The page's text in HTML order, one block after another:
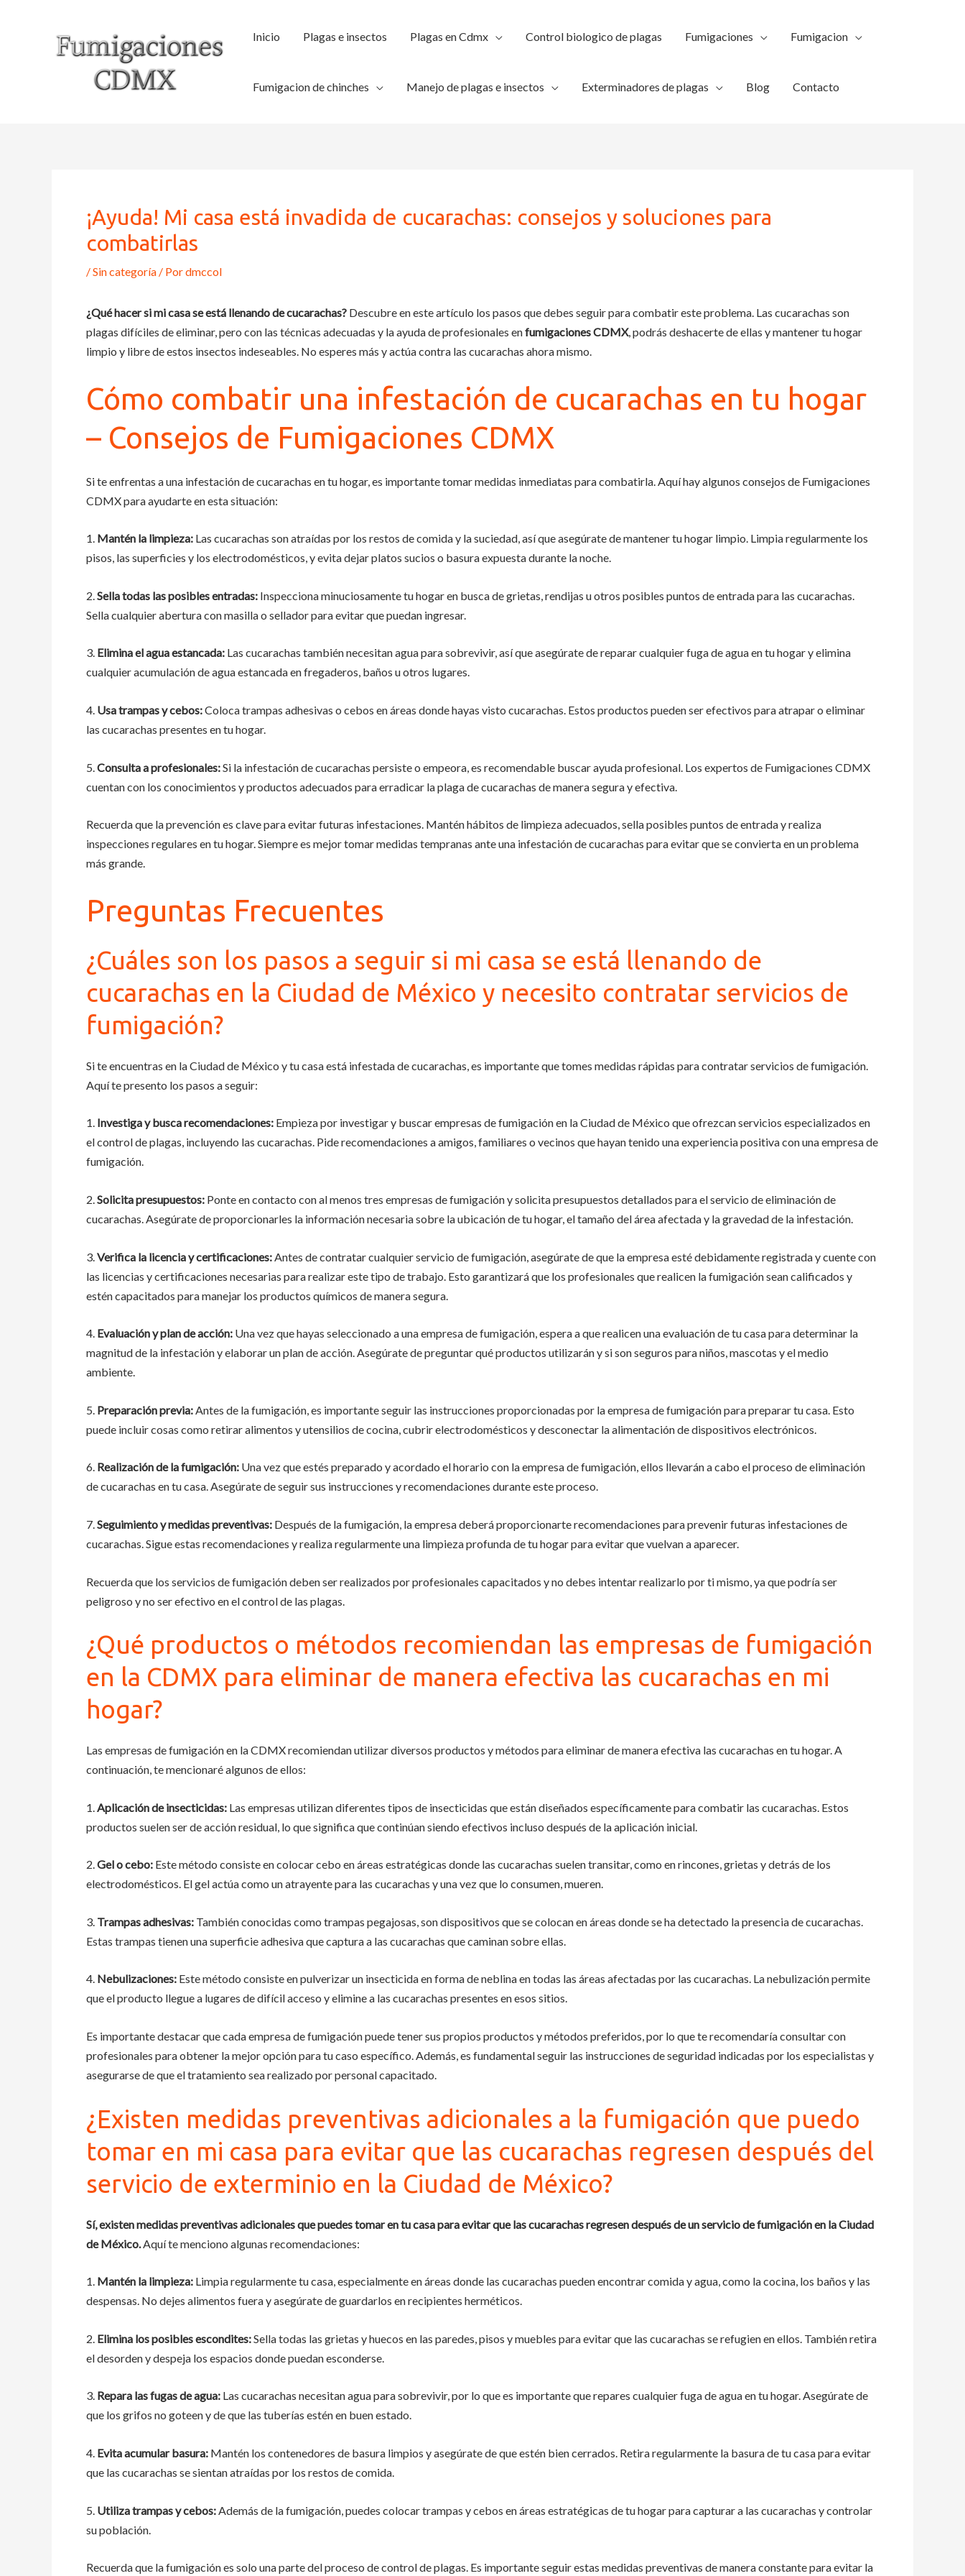
Inicio Plagas e insectos Plagas en Cdmx Control biologico de plagas Fumigaciones Fumigacion
Fumigacion de chinches Manejo de plagas e insectos Exterminadores de plagas Blog Contacto
¡Ayuda! Mi casa está invadida de cucarachas: consejos y soluciones para
combatirlas
/Sin categoría / Pordmccol
¿Qué hacer si mi casa se está llenando de cucarachas? Descubre en este artículo los pasos que debes seguir para combatir este problema. Las cucarachas son
plagas difíciles de eliminar, pero con las técnicas adecuadas y la ayuda de profesionales enfumigaciones CDMX, podrás deshacerte de ellas y mantener tu hogar
limpio y libre de estos insectos indeseables. No esperes más y actúa contra las cucarachas ahora mismo.
Cómo combatir una infestación de cucarachas en tu hogar
– Consejos de Fumigaciones CDMX
Si te enfrentas a una infestación de cucarachas en tu hogar, es importante tomar medidas inmediatas para combatirla. Aquí hay algunos consejos de Fumigaciones
CDMX para ayudarte en esta situación:
1. Mantén la limpieza: Las cucarachas son atraídas por los restos de comida y la suciedad, así que asegúrate de mantener tu hogar limpio. Limpia regularmente los
pisos, las superficies y los electrodomésticos, y evita dejar platos sucios o basura expuesta durante la noche.
2. Sella todas las posibles entradas: Inspecciona minuciosamente tu hogar en busca de grietas, rendijas u otros posibles puntos de entrada para las cucarachas.
Sella cualquier abertura con masilla o sellador para evitar que puedan ingresar.
3. Elimina el agua estancada: Las cucarachas también necesitan agua para sobrevivir, así que asegúrate de reparar cualquier fuga de agua en tu hogar y elimina
cualquier acumulación de agua estancada en fregaderos, baños u otros lugares.
4. Usa trampas y cebos:Coloca trampas adhesivas o cebos en áreas donde hayas visto cucarachas. Estos productos pueden ser efectivos para atrapar o eliminar
las cucarachas presentes en tu hogar.
5. Consulta a profesionales:Si la infestación de cucarachas persiste o empeora, es recomendable buscar ayuda profesional. Los expertos de Fumigaciones CDMX
cuentan con los conocimientos y productos adecuados para erradicar la plaga de cucarachas de manera segura y efectiva.
Recuerda que la prevención es clave para evitar futuras infestaciones. Mantén hábitos de limpieza adecuados, sella posibles puntos de entrada y realiza
inspecciones regulares en tu hogar. Siempre es mejor tomar medidas tempranas ante una infestación de cucarachas para evitar que se convierta en un problema
más grande.
Preguntas Frecuentes
¿Cuáles son los pasos a seguir si mi casa se está llenando de
cucarachas en la Ciudad de México y necesito contratar servicios de
fumigación?
Si te encuentras en la Ciudad de México y tu casa está infestada de cucarachas, es importante que tomes medidas rápidas para contratar servicios de fumigación.
Aquí te presento los pasos a seguir:
1. Investiga y busca recomendaciones: Empieza por investigar y buscar empresas de fumigación en la Ciudad de México que ofrezcan servicios especializados en
el control de plagas, incluyendo las cucarachas. Pide recomendaciones a amigos, familiares o vecinos que hayan tenido una experiencia positiva con una empresa de
fumigación.
2.Solicita presupuestos: Ponte en contacto con al menos tres empresas de fumigación y solicita presupuestos detallados para el servicio de eliminación de
cucarachas. Asegúrate de proporcionarles la información necesaria sobre la ubicación de tu hogar, el tamaño del área afectada y la gravedad de la infestación.
3. Verifica la licencia y certificaciones: Antes de contratar cualquier servicio de fumigación, asegúrate de que la empresa esté debidamente registrada y cuente con
las licencias y certificaciones necesarias para realizar este tipo de trabajo. Esto garantizará que los profesionales que realicen la fumigación sean calificados y
estén capacitados para manejar los productos químicos de manera segura.
4. Evaluación y plan de acción: Una vez que hayas seleccionado a una empresa de fumigación, espera a que realicen una evaluación de tu casa para determinar la
magnitud de la infestación y elaborar un plan de acción. Asegúrate de preguntar qué productos utilizarán y si son seguros para niños, mascotas y el medio
ambiente.
5. Preparación previa: Antes de la fumigación, es importante seguir las instrucciones proporcionadas por la empresa de fumigación para preparar tu casa. Esto
puede incluir cosas como retirar alimentos y utensilios de cocina, cubrir electrodomésticos y desconectar la alimentación de dispositivos electrónicos.
6. Realización de la fumigación: Una vez que estés preparado y acordado el horario con la empresa de fumigación, ellos llevarán a cabo el proceso de eliminación
de cucarachas en tu casa. Asegúrate de seguir sus instrucciones y recomendaciones durante este proceso.
7.Seguimiento y medidas preventivas: Después de la fumigación, la empresa deberá proporcionarte recomendaciones para prevenir futuras infestaciones de
cucarachas. Sigue estas recomendaciones y realiza regularmente una limpieza profunda de tu hogar para evitar que vuelvan a aparecer.
Recuerda que los servicios de fumigación deben ser realizados por profesionales capacitados y no debes intentar realizarlo por ti mismo, ya que podría ser
peligroso y no ser efectivo en el control de las plagas.
¿Qué productos o métodos recomiendan las empresas de fumigación
en la CDMX para eliminar de manera efectiva las cucarachas en mi
hogar?
Las empresas de fumigación en la CDMX recomiendan utilizar diversos productos y métodos para eliminar de manera efectiva las cucarachas en tu hogar. A
continuación, te mencionaré algunos de ellos:
1. Aplicación de insecticidas: Las empresas utilizan diferentes tipos de insecticidas que están diseñados específicamente para combatir las cucarachas. Estos
productos suelen ser de acción residual, lo que significa que continúan siendo efectivos incluso después de la aplicación inicial.
2.Gel o cebo: Este método consiste en colocar cebo en áreas estratégicas donde las cucarachas suelen transitar, como en rincones, grietas y detrás de los
electrodomésticos. El gel actúa como un atrayente para las cucarachas y una vez que lo consumen, mueren.
3. Trampas adhesivas: También conocidas como trampas pegajosas, son dispositivos que se colocan en áreas donde se ha detectado la presencia de cucarachas.
Estas trampas tienen una superficie adhesiva que captura a las cucarachas que caminan sobre ellas.
4. Nebulizaciones: Este método consiste en pulverizar un insecticida en forma de neblina en todas las áreas afectadas por las cucarachas. La nebulización permite
que el producto llegue a lugares de difícil acceso y elimine a las cucarachas presentes en esos sitios.
Es importante destacar que cada empresa de fumigación puede tener sus propios productos y métodos preferidos, por lo que te recomendaría consultar con
profesionales para obtener la mejor opción para tu caso específico. Además, es fundamental seguir las instrucciones de seguridad indicadas por los especialistas y
asegurarse de que el tratamiento sea realizado por personal capacitado.
¿Existen medidas preventivas adicionales a la fumigación que puedo
tomar en mi casa para evitar que las cucarachas regresen después del
servicio de exterminio en la Ciudad de México?
Sí, existen medidas preventivas adicionales que puedes tomar en tu casa para evitar que las cucarachas regresen después de un servicio de fumigación en la Ciudad
de México. Aquí te menciono algunas recomendaciones:
1. Mantén la limpieza: Limpia regularmente tu casa, especialmente en áreas donde las cucarachas pueden encontrar comida y agua, como la cocina, los baños y las
despensas. No dejes alimentos fuera y asegúrate de guardarlos en recipientes herméticos.
2. Elimina los posibles escondites:Sella todas las grietas y huecos en las paredes, pisos y muebles para evitar que las cucarachas se refugien en ellos. También retira
el desorden y despeja los espacios donde puedan esconderse.
3. Repara las fugas de agua: Las cucarachas necesitan agua para sobrevivir, por lo que es importante que repares cualquier fuga de agua en tu hogar. Asegúrate de
que los grifos no goteen y de que las tuberías estén en buen estado.
4. Evita acumular basura: Mantén los contenedores de basura limpios y asegúrate de que estén bien cerrados. Retira regularmente la basura de tu casa para evitar
que las cucarachas se sientan atraídas por los restos de comida.
5. Utiliza trampas y cebos: Además de la fumigación, puedes colocar trampas y cebos en áreas estratégicas de tu hogar para capturar a las cucarachas y controlar
su población.
Recuerda que la fumigación es solo una parte del proceso de control de plagas. Es importante seguir estas medidas preventivas de manera constante para evitar la